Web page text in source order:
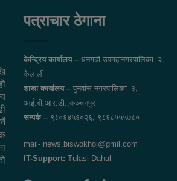
पत्राचार ठेगाना
केन्द्रिय कार्यालय – धनगढी उपमहानगरपालिका–२,
कैलाली
शाखा कार्यालय – पुनर्वास नगरपालिका–३,
आई.बी.आर.डी.,कञ्चनपुर
सम्पर्क – ९८०६४५६०२६, ९८६८५५५७८०
mail- news.biswokhoj@gmil.com
IT-Support: Tulasi Dahal